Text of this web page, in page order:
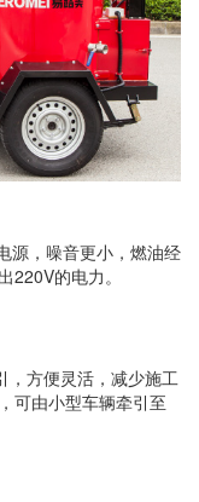
源，噪音更小，燃油经
的电力。
，方便灵活，减少施工
可由小型车辆牵引至